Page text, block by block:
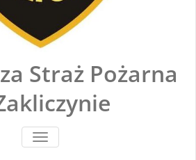
Straż Pożarna
TOGGLE
NAVIGATION